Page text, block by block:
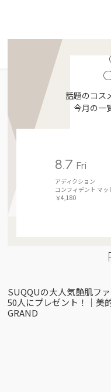
話題のコス
今月の一
8.7Fri
アディクション
コンフィデント マッ
￥4,180
SUQQUの大人気艶肌フ
50人にプレゼント！｜美
GRAND